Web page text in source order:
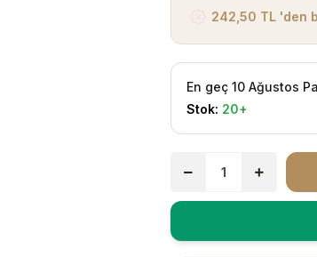
242,50 TL 'den
En geç 10 Ağustos
Stok: 20+